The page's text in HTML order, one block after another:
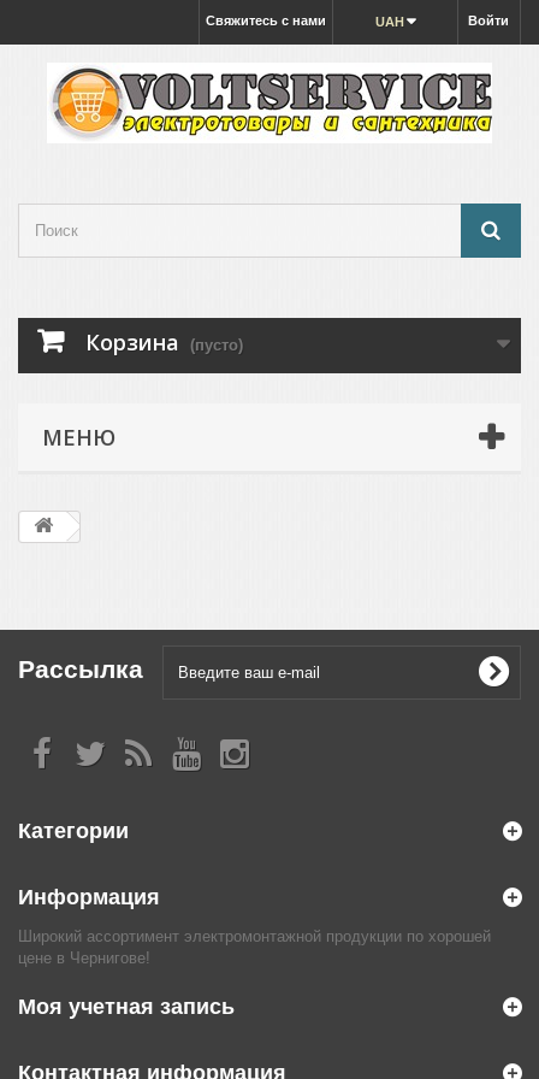
Войти
UAH
Свяжитесь с нами
Корзина (пусто)
МЕНЮ
Рассылка
Категории
Информация
Широкий ассортимент электромонтажной продукции по хорошей
цене в Чернигове!
Моя учетная запись
Контактная информация